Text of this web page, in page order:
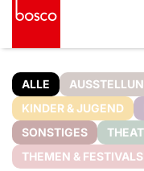
ALLE
KINDER & JUGEND
SONSTIGES
THEMEN & FESTIVALS